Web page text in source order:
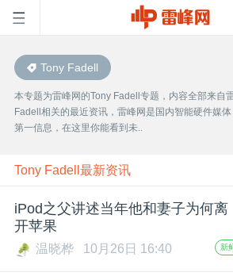
首
页
雷
峰
Tony Fadell
本专题为雷峰网的Tony Fadell专题，内容全部来自
Fadell相关的最近资讯，雷峰网是国内智能硬件媒
第一信息，在这里你能看到未..
Tony Fadell最新资讯
iPod之父讲述当年他和妻子为何离
开苹果
温晓桦 10月26日 16:40 新